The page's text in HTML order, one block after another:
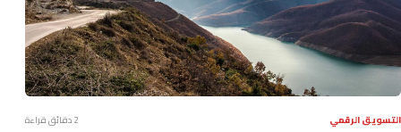
التسويق الرقمي 2 دقائق قراءة